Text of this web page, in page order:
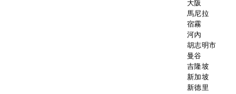
大阪
馬尼拉
宿霧
河內
胡志明市
曼谷
吉隆坡
新加坡
新德里